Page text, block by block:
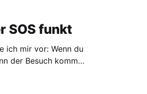
SOS funkt
ich mir vor: Wenn du
der Besuch kommt,